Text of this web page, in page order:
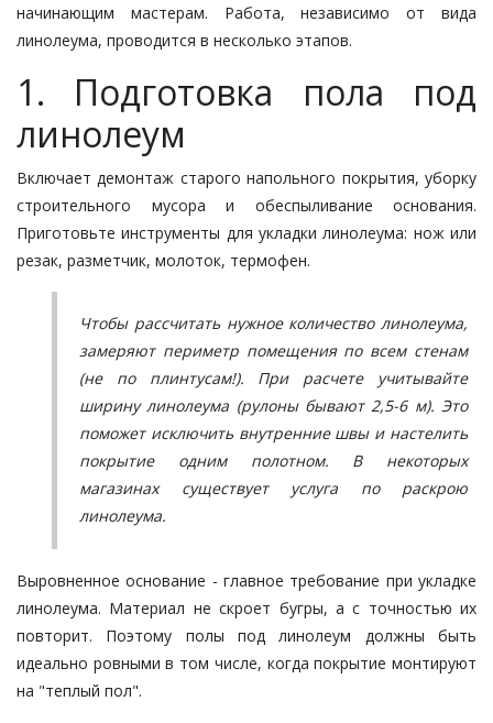
начинающим мастерам. Работа, независимо от вида
линолеума, проводится в несколько этапов.
1. Подготовка пола под
линолеум
Включает демонтаж старого напольного покрытия, уборку
строительного мусора и обеспыливание основания.
Приготовьте инструменты для укладки линолеума: нож или
резак, разметчик, молоток, термофен.
Чтобы рассчитать нужное количество линолеума,
замеряют периметр помещения по всем стенам
(не по плинтусам!). При расчете учитывайте
ширину линолеума (рулоны бывают 2,5-6 м). Это
поможет исключить внутренние швы и настелить
покрытие одним полотном. В некоторых
магазинах существует услуга по раскрою
линолеума.
Выровненное основание - главное требование при укладке
линолеума. Материал не скроет бугры, а с точностью их
повторит. Поэтому полы под линолеум должны быть
идеально ровными в том числе, когда покрытие монтируют
на "теплый пол".